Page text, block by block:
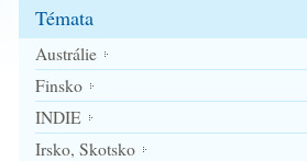
Témata
Austrálie
Finsko
INDIE
Irsko, Skotsko